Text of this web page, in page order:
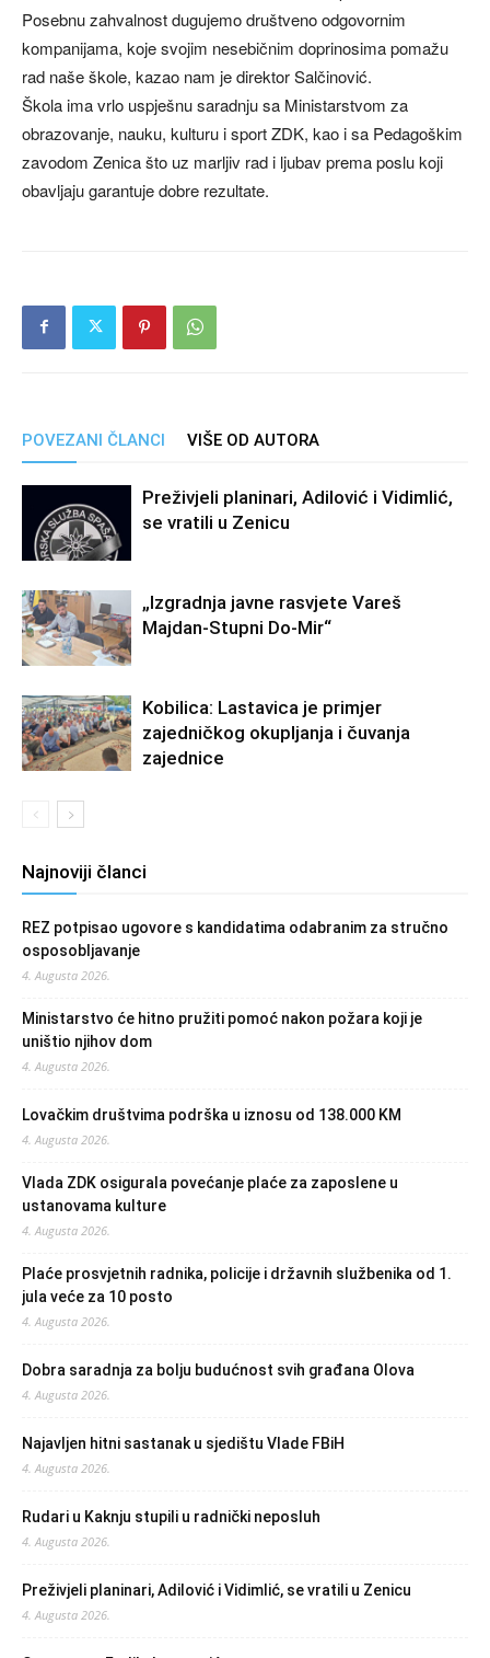
Posebnu zahvalnost dugujemo društveno odgovornim
kompanijama, koje svojim nesebičnim doprinosima pomažu
rad naše škole, kazao nam je direktor Salčinović.
Škola ima vrlo uspješnu saradnju sa Ministarstvom za
obrazovanje, nauku, kulturu i sport ZDK, kao i sa Pedagoškim
zavodom Zenica što uz marljiv rad i ljubav prema poslu koji
obavljaju garantuje dobre rezultate.
POVEZANI ČLANCI VIŠE OD AUTORA
Preživjeli planinari, Adilović i Vidimlić,
se vratili u Zenicu
„Izgradnja javne rasvjete Vareš
Majdan-Stupni Do-Mir“
Kobilica: Lastavica je primjer
zajedničkog okupljanja i čuvanja
zajednice
Najnoviji članci
REZ potpisao ugovore s kandidatima odabranim za stručno
osposobljavanje
4. Augusta 2026.
Ministarstvo će hitno pružiti pomoć nakon požara koji je
uništio njihov dom
4. Augusta 2026.
Lovačkim društvima podrška u iznosu od 138.000 KM
4. Augusta 2026.
Vlada ZDK osigurala povećanje plaće za zaposlene u
ustanovama kulture
4. Augusta 2026.
Plaće prosvjetnih radnika, policije i državnih službenika od 1.
jula veće za 10 posto
4. Augusta 2026.
Dobra saradnja za bolju budućnost svih građana Olova
4. Augusta 2026.
Najavljen hitni sastanak u sjedištu Vlade FBiH
4. Augusta 2026.
Rudari u Kaknju stupili u radnički neposluh
4. Augusta 2026.
Preživjeli planinari, Adilović i Vidimlić, se vratili u Zenicu
4. Augusta 2026.